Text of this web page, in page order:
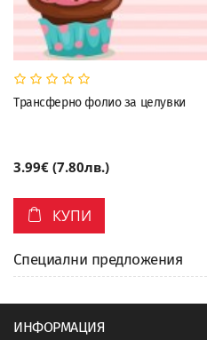
Трансферно фолио за целувки
3.99€ (7.80лв.)
КУПИ
Специални предложения
ИНФОРМАЦИЯ